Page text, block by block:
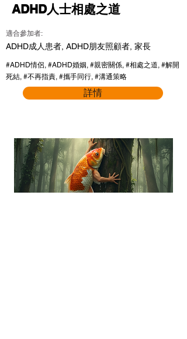
ADHD人士相處之道
適合參加者:
ADHD成人患者, ADHD朋友照顧者, 家長
#ADHD情侶, #ADHD婚姻, #親密關係, #相處之道, #解開
死結, #不再指責, #攜手同行, #溝通策略
詳情